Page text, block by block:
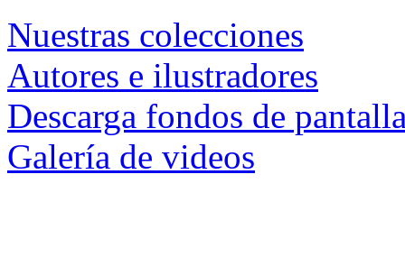
Nuestras colecciones
Autores e ilustradores
Descarga fondos de
Galería de videos